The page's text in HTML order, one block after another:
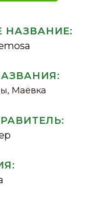
НАЗВАНИЕ:
Маёвка